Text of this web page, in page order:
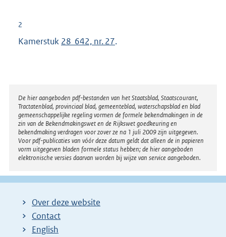
2
Kamerstuk 28 642, nr. 27.
Disclaimer
De hier aangeboden pdf-bestanden van het Staatsblad, Staatscourant,
Tractatenblad, provinciaal blad, gemeenteblad, waterschapsblad en blad
gemeenschappelijke regeling vormen de formele bekendmakingen in de
zin van de Bekendmakingswet en de Rijkswet goedkeuring en
bekendmaking verdragen voor zover ze na 1 juli 2009 zijn uitgegeven.
Voor pdf-publicaties van vóór deze datum geldt dat alleen de in papieren
vorm uitgegeven bladen formele status hebben; de hier aangeboden
elektronische versies daarvan worden bij wijze van service aangeboden.
Over deze website
Contact
English